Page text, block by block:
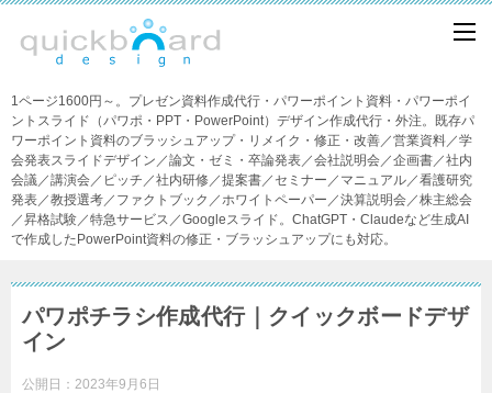
1ページ1600円～。プレゼン資料作成代行・パワーポイント資料・パワーポイ
ントスライド（パワポ・PPT・PowerPoint）デザイン作成代行・外注。既存パ
ワーポイント資料のブラッシュアップ・リメイク・修正・改善／営業資料／学
会発表スライドデザイン／論文・ゼミ・卒論発表／会社説明会／企画書／社内
会議／講演会／ピッチ／社内研修／提案書／セミナー／マニュアル／看護研究
発表／教授選考／ファクトブック／ホワイトペーパー／決算説明会／株主総会
／昇格試験／特急サービス／Googleスライド。ChatGPT・Claudeなど生成AI
で作成したPowerPoint資料の修正・ブラッシュアップにも対応。
パワポチラシ作成代行｜クイックボードデザ
イン
公開日： 2023年9月6日